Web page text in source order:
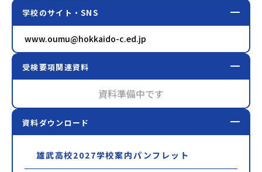
学校のサイト・SNS
www.oumu@hokkaido-c.ed.jp
受検要項関連資料
資料準備中です
資料ダウンロード
雄武高校2027学校案内パンフレット